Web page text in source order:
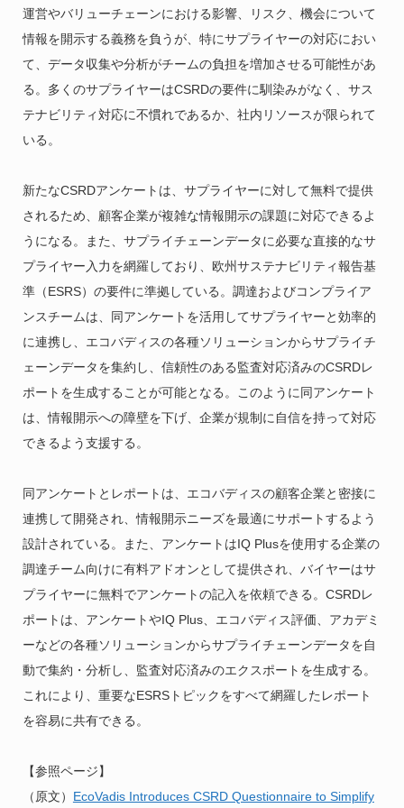
運営やバリューチェーンにおける影響、リスク、機会について
情報を開示する義務を負うが、特にサプライヤーの対応におい
て、データ収集や分析がチームの負担を増加させる可能性があ
る。多くのサプライヤーはCSRDの要件に馴染みがなく、サス
テナビリティ対応に不慣れであるか、社内リソースが限られて
いる。
新たなCSRDアンケートは、サプライヤーに対して無料で提供
されるため、顧客企業が複雑な情報開示の課題に対応できるよ
うになる。また、サプライチェーンデータに必要な直接的なサ
プライヤー入力を網羅しており、欧州サステナビリティ報告基
準（ESRS）の要件に準拠している。調達およびコンプライア
ンスチームは、同アンケートを活用してサプライヤーと効率的
に連携し、エコバディスの各種ソリューションからサプライチ
ェーンデータを集約し、信頼性のある監査対応済みのCSRDレ
ポートを生成することが可能となる。このように同アンケート
は、情報開示への障壁を下げ、企業が規制に自信を持って対応
できるよう支援する。
同アンケートとレポートは、エコバディスの顧客企業と密接に
連携して開発され、情報開示ニーズを最適にサポートするよう
設計されている。また、アンケートはIQ Plusを使用する企業の
調達チーム向けに有料アドオンとして提供され、バイヤーはサ
プライヤーに無料でアンケートの記入を依頼できる。CSRDレ
ポートは、アンケートやIQ Plus、エコバディス評価、アカデミ
ーなどの各種ソリューションからサプライチェーンデータを自
動で集約・分析し、監査対応済みのエクスポートを生成する。
これにより、重要なESRSトピックをすべて網羅したレポート
を容易に共有できる。
【参照ページ】
（原文） EcoVadis Introduces CSRD Questionnaire to Simplify